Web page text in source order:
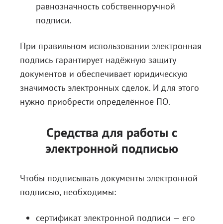
равнозначность собственноручной
подписи.
При правильном использовании электронная
подпись гарантирует надёжную защиту
документов и обеспечивает юридическую
значимость электронных сделок. И для этого
нужно приобрести определённое ПО.
Средства для работы с
электронной подписью
Чтобы подписывать документы электронной
подписью, необходимы:
сертификат электронной подписи — его